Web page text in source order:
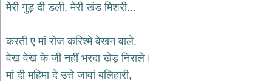
गणेश
ganesh
bhajans
राम
मेरी गुड़ दी डली, मेरी खंड मिशरी...
करती ए मां रोज करिश्मे वेखन वाले,
वेख वेख के जी नहीं भरदा खेड़ निराले।
मां दी महिमा दे उत्ते जावां बलिहारी,